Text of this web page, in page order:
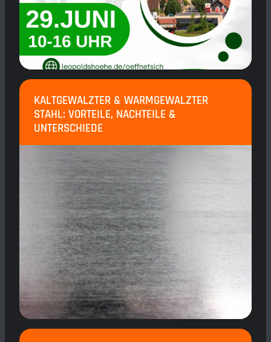
KALTGEWALZTER & WARMGEWALZTER
STAHL: VORTEILE, NACHTEILE &
UNTERSCHIEDE